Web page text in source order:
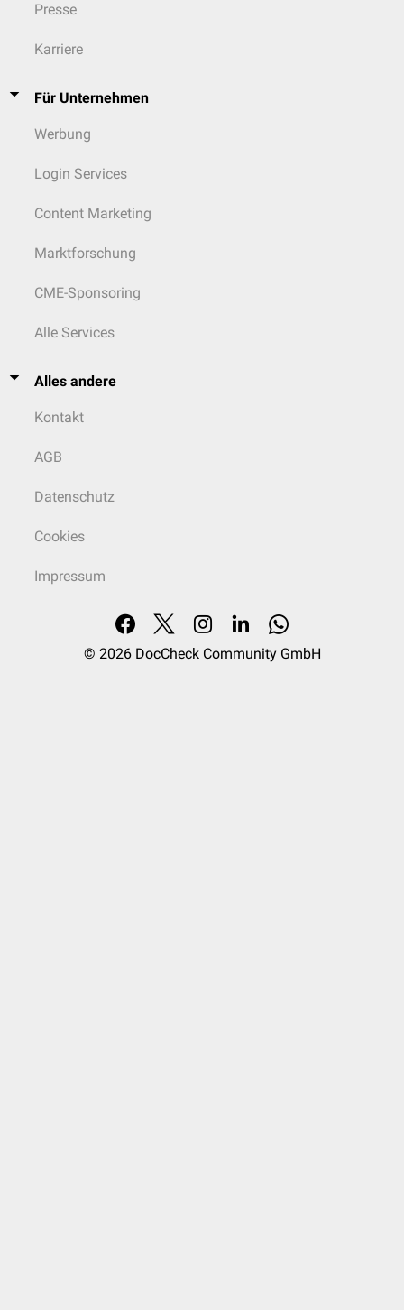
Presse
Karriere
Für Unternehmen
Werbung
Login Services
Content Marketing
Marktforschung
CME-Sponsoring
Alle Services
Alles andere
Kontakt
AGB
Datenschutz
Cookies
Impressum
© 2026 DocCheck Community GmbH